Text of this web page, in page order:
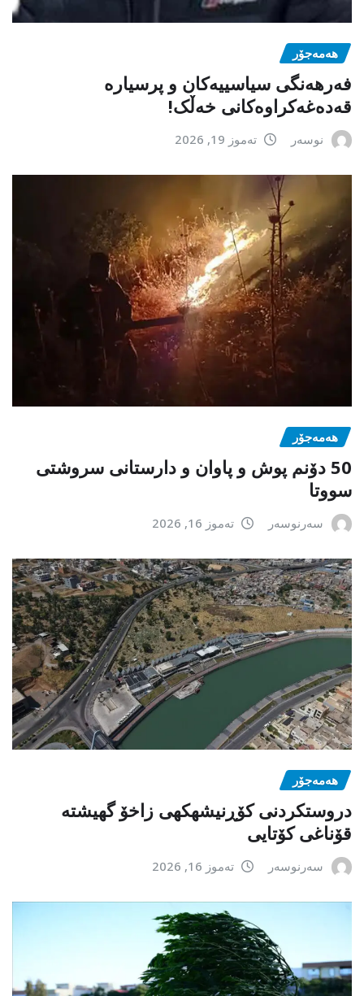
هەمەجۆر
فەرهەنگی سیاسییەکان و پرسیارە
قەدەغەکراوەکانی خەڵک!
نوسەر تەموز 19, 2026
هەمەجۆر
50 دۆنم پوش و پاوان و دارستانی سروشتی
سووتا
سەرنوسەر تەموز 16, 2026
هەمەجۆر
دروستکردنی کۆڕنیشهكهی زاخۆ گهیشته
قۆناغی کۆتایی
سەرنوسەر تەموز 16, 2026